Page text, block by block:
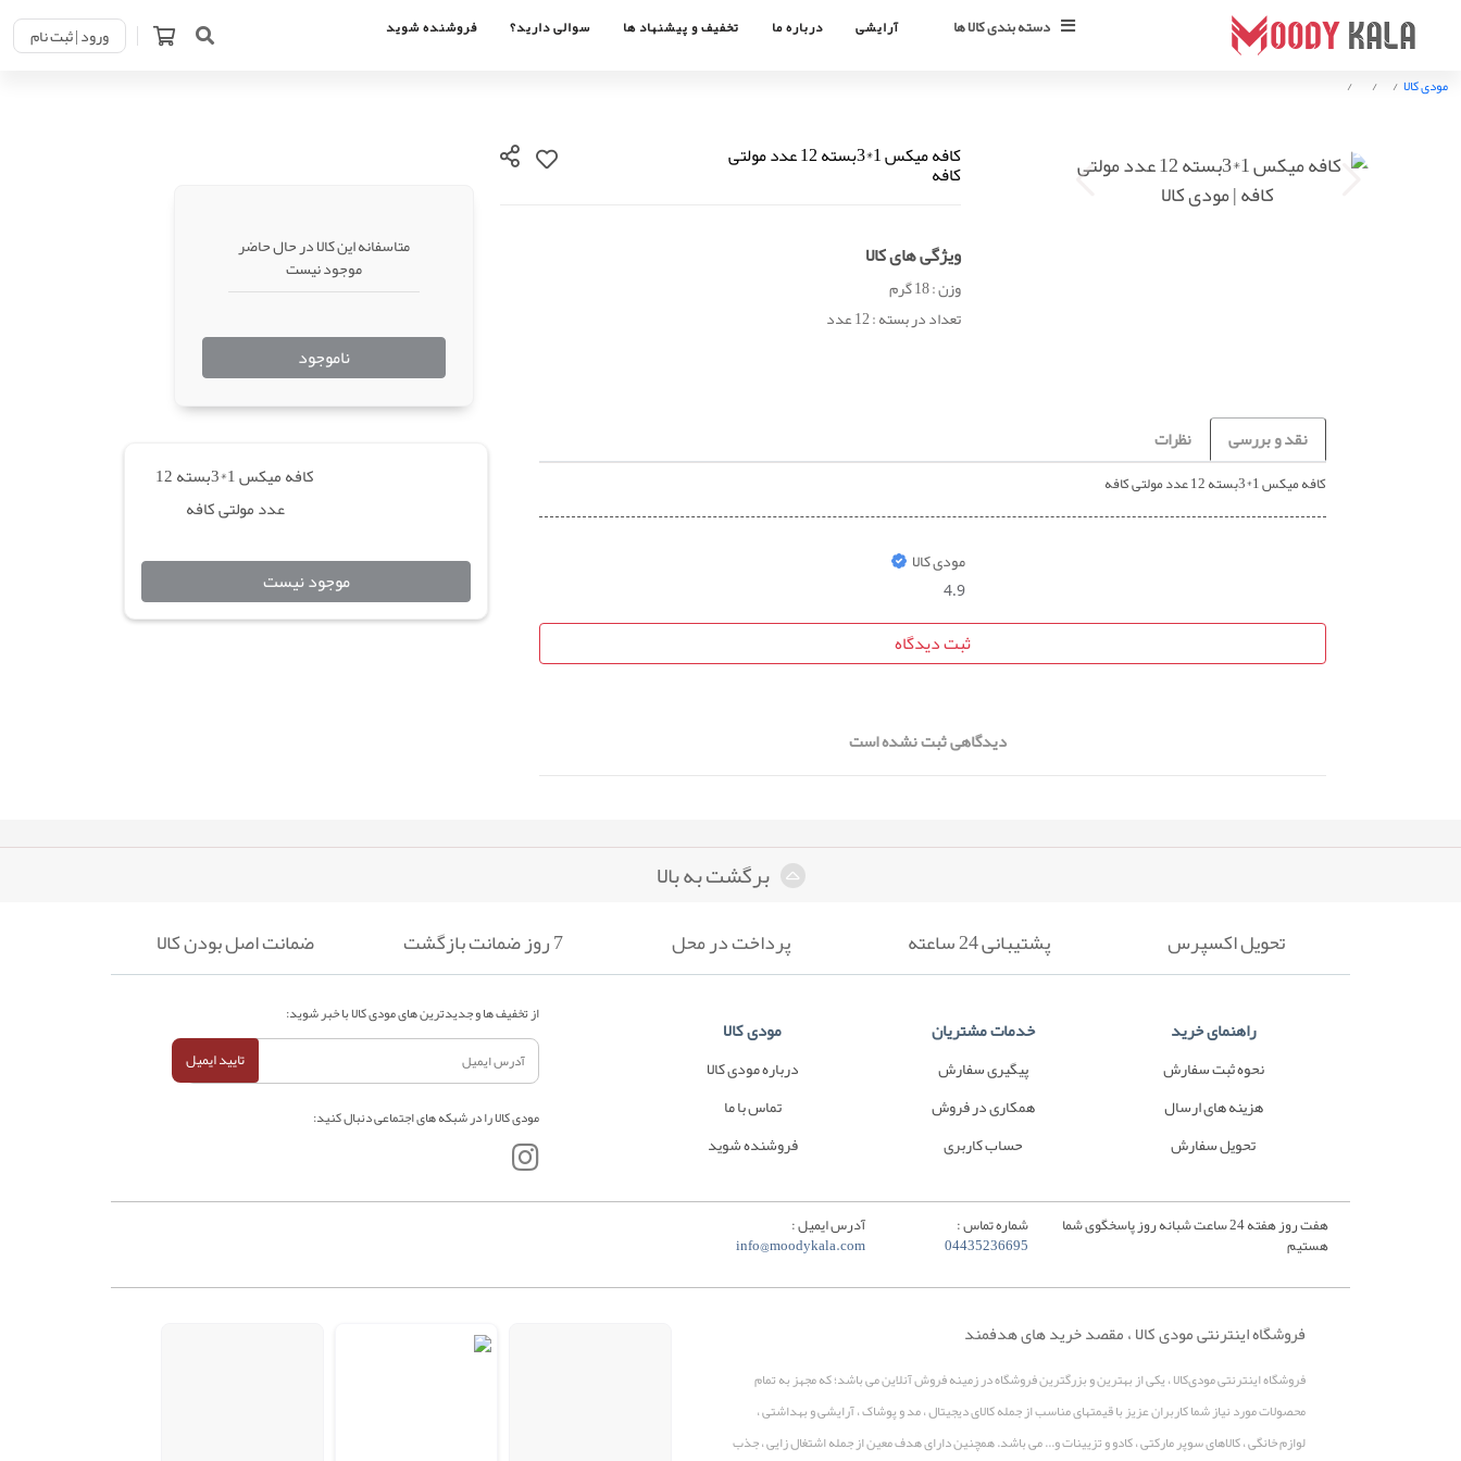
دسته بندی کالا ها آرایشی درباره ما تخفیف و پیشنهاد ها سوالی دارید؟ فروشنده شوید ورود | ثبت نام
مودی کالا
کافه میکس 1*3بسته 12 عدد مولتی
کافه
ویژگی های کالا
وزن : 18 گرم
تعداد در بسته : 12 عدد
متاسفانه این کالا در حال حاضر
موجود نیست
ناموجود
نقد و بررسی نظرات
کافه میکس 1*3بسته 12 عدد مولتی کافه
مودی کالا
4.9
ثبت دیدگاه
دیدگاهی ثبت نشده است
کافه میکس 1*3بسته 12
عدد مولتی کافه
موجود نیست
برگشت به بالا
تحویل اکسپرس پشتیبانی 24 ساعته پرداخت در محل 7 روز ضمانت بازگشت ضمانت اصل بودن کالا
راهنمای خرید
نحوه ثبت سفارش
هزینه های ارسال
تحویل سفارش
خدمات مشتریان
پیگیری سفارش
همکاری در فروش
حساب کاربری
مودی کالا
درباره مودی کالا
تماس با ما
فروشنده شوید
از تخفیف ها و جدیدترین های مودی کالا با خبر شوید:
تایید ایمیل
مودی کالا را در شبکه های اجتماعی دنبال کنید:
هفت روز هفته 24 ساعت شبانه روز پاسخگوی شما
هستیم
شماره تماس :
04435236695
آدرس ایمیل :
info@moodykala.com
فروشگاه اینترنتی مودی کالا ، مقصد خرید های هدفمند
فروشگاه اینترنتی مودی‌کالا ، یکی از بهترین و بزرگترین فروشگاه در زمینه فروش آنلاین می باشد؛ که مجهز به تمام
محصولات مورد نیاز شما کاربران عزیز با قیمتهای مناسب از جمله کالای دیجیتال ، مد و پوشاک ، آرایشی و بهداشتی ،
لوازم خانگی ، کالاهای سوپر مارکتی ، کادو و تزیینات و... می باشد. همچنین دارای هدف معین از جمله اشتغال زایی ، جذب